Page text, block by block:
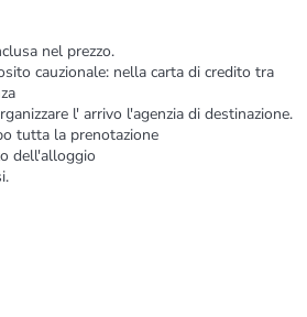
nel prezzo.
cauzionale: nella carta di credito tra
l' arrivo l'agenzia di destinazione.
tutta la prenotazione
dell'alloggio